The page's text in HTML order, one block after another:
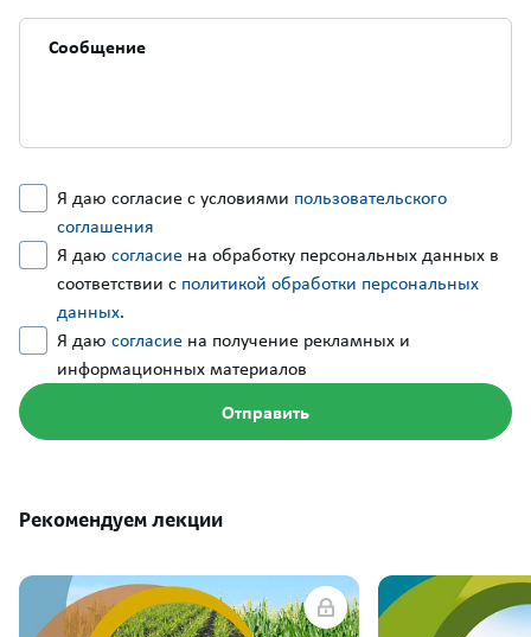
Я даю согласие с условиями пользовательского
соглашения
Я даю согласие на обработку персональных данных в
соответствии с политикой обработки персональных
данных.
Я даю согласие на получение рекламных и
информационных материалов
Рекомендуем лекции